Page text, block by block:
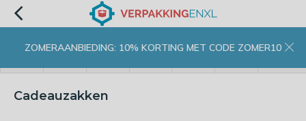
ZOMERAANBIEDING: 10% KORTING MET CODE ZOMER10
Cadeauzakken